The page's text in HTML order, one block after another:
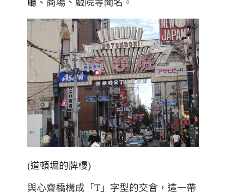
廳、商場 、 戲院等聞名。
(道頓堀的牌樓)
與心齋橋構成「 T 」字型的交會，這一帶